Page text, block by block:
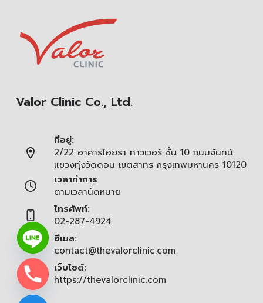
Valor Clinic Co., Ltd.
ที่อยู่:
2/22 อาคารไอยรา ทาวเวอร์ ชั้น 10 ถนนจันทน์
แขวงทุ่งวัดดอน เขตสาทร กรุงเทพมหานคร 10120
เวลาทำการ
ตามเวลานัดหมาย
โทรศัพท์:
02-287-4924
อีเมล:
contact@thevalorclinic.com
เว็บไซต์:
https://thevalorclinic.com